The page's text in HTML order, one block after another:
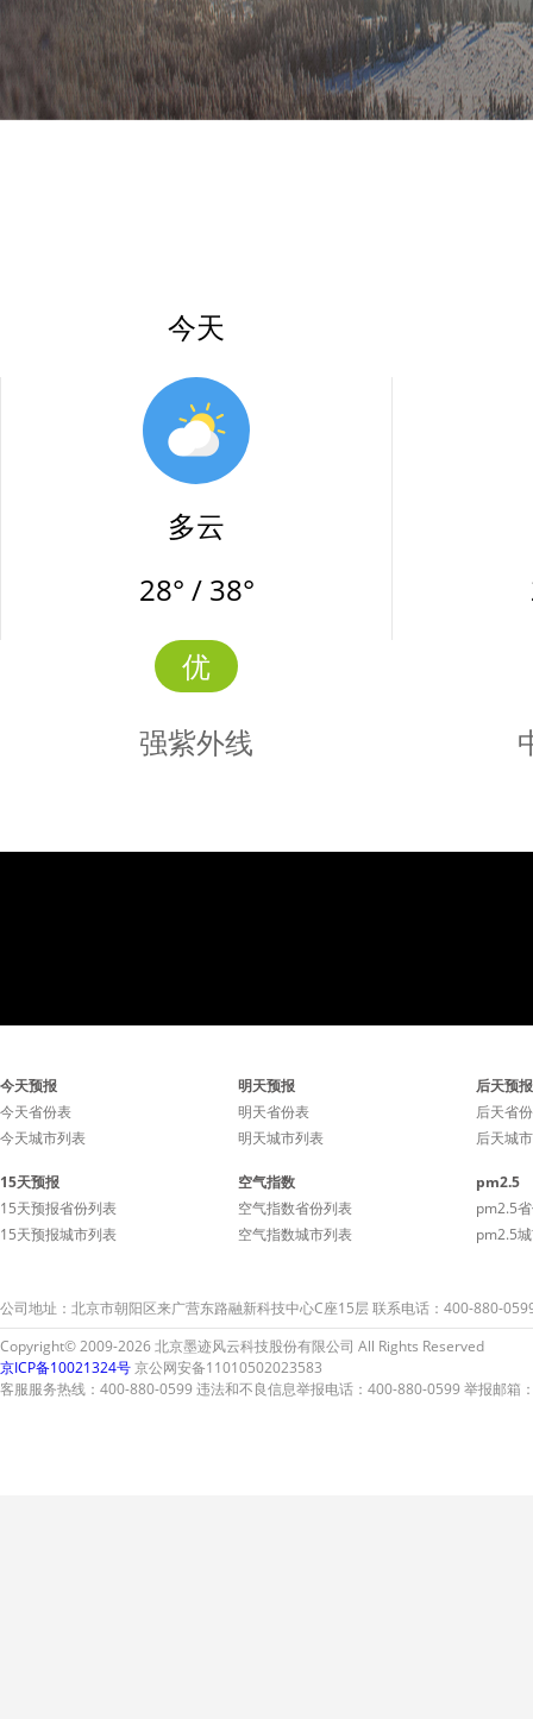
今天
多云
28° / 38°
优
强紫外线
辐射强，请涂擦SPF大于
15、PA+防晒护肤品。
辐射中
15、
今天预报
今天省份表
今天城市列表
明天预报
明天省份表
明天城市列表
后天预报
后天省
后天城
15天预报
15天预报省份列表
15天预报城市列表
空气指数
空气指数省份列表
空气指数城市列表
pm2.5
pm2.5
pm2.5
公司地址：北京市朝阳区来广营东路融新科技中心C座15层 联系电话：400-880-
Copyright© 2009-2026 北京墨迹风云科技股份有限公司 All Rights Reserved
京ICP备10021324号京公网安备11010502023583
客服服务热线：400-880-0599 违法和不良信息举报电话：400-880-0599 举报邮箱